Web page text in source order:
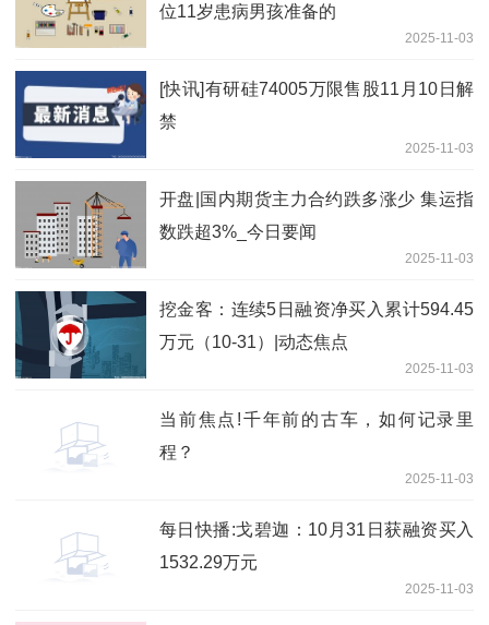
位11岁患病男孩准备的
2025-11-03
[快讯]有研硅74005万限售股11月10日解
禁
2025-11-03
开盘|国内期货主力合约跌多涨少 集运指
数跌超3%_今日要闻
2025-11-03
挖金客：连续5日融资净买入累计594.45
万元（10-31）|动态焦点
2025-11-03
当前焦点!千年前的古车，如何记录里
程？
2025-11-03
每日快播:戈碧迦：10月31日获融资买入
1532.29万元
2025-11-03